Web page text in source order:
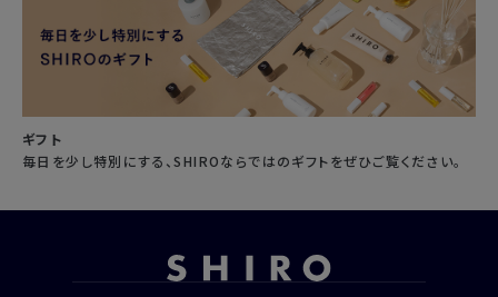
ギフト
毎日を少し特別にする、SHIROならではのギフトをぜひご覧ください。